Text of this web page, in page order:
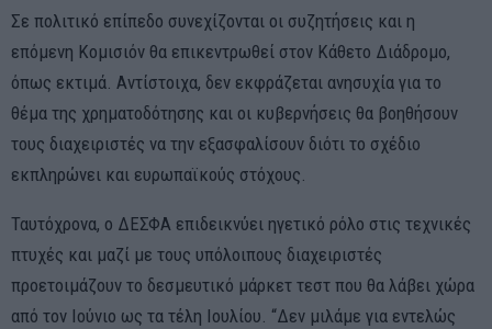
Σε πολιτικό επίπεδο συνεχίζονται οι συζητήσεις και η
επόμενη Κομισιόν θα επικεντρωθεί στον Κάθετο Διάδρομο,
όπως εκτιμά. Αντίστοιχα, δεν εκφράζεται ανησυχία για το
θέμα της χρηματοδότησης και οι κυβερνήσεις θα βοηθήσουν
τους διαχειριστές να την εξασφαλίσουν διότι το σχέδιο
εκπληρώνει και ευρωπαϊκούς στόχους.
Ταυτόχρονα, ο ΔΕΣΦΑ επιδεικνύει ηγετικό ρόλο στις τεχνικές
πτυχές και μαζί με τους υπόλοιπους διαχειριστές
προετοιμάζουν το δεσμευτικό μάρκετ τεστ που θα λάβει χώρα
από τον Ιούνιο ως τα τέλη Ιουλίου. “Δεν μιλάμε για εντελώς